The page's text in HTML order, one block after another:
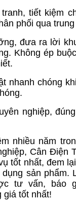
tiết kiệm
phối qua
đưa ra lời
Không ép
chóng
nghiệp, đúng
nhiều năm
Cân Điện
tốt nhất, đem
sản phẩm.
tư vấn, báo
giá tốt nhất!